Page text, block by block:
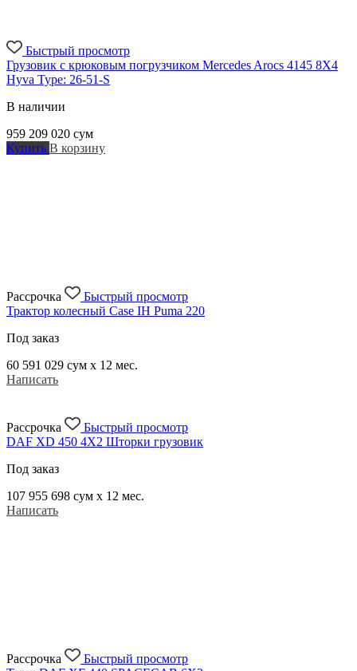
Быстрый просмотр
Грузовик с крюковым погрузчиком Mercedes Arocs 4145 8X4
Hyva Type: 26-51-S
В наличии
959 209 020 сум
Купить В корзину
Рассрочка
Быстрый просмотр
Трактор колесный Case IH Puma 220
Под заказ
60 591 029 сум x 12 мес.
Написать
Рассрочка
Быстрый просмотр
DAF XD 450 4X2 Шторки грузовик
Под заказ
107 955 698 сум x 12 мес.
Написать
Рассрочка
Быстрый просмотр